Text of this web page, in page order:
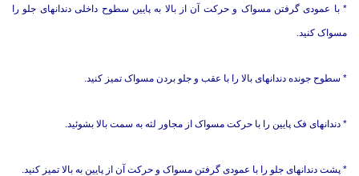
* با عمودی گرفتن مسواک و حرکت آن از بالا به پایین سطوح داخلی دندانهای جلو را
مسواک کنید.
* سطوح جونده دندانهای بالا را با عقب و جلو بردن مسواک تمیز کنید.
* دندانهای فک پایین را با حرکت مسواک از مجاور لثه به سمت بالا بشوئید.
* پشت دندانهای جلو را با عمودی گرفتن مسواک و حرکت آن از پایین به بالا تمیز کنید.